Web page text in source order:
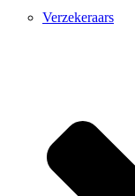
Verzekeraars